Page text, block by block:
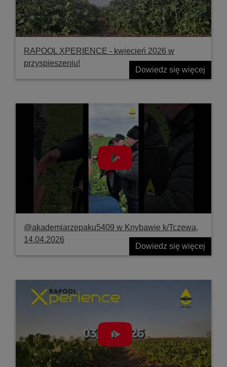
RAPOOL XPERIENCE - kwiecień 2026 w
przyspieszeniu!
Dowiedz się więcej
@akademiarzepaku5409 w Knybawie k/Tczewa,
14.04.2026
Dowiedz się więcej